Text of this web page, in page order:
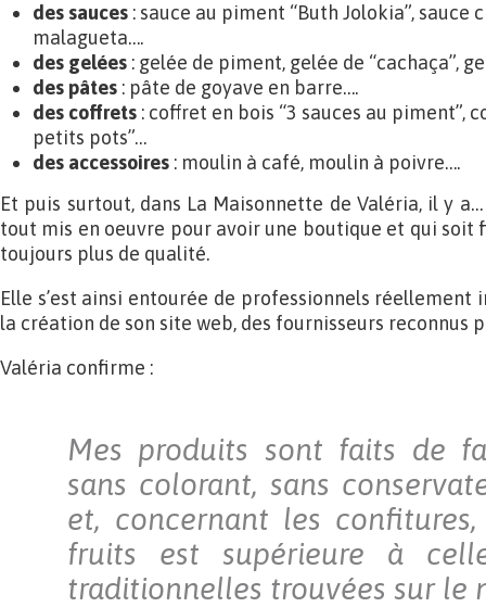
des sauces : sauce au piment “Buth Jolokia”,
malagueta….
des gelées : gelée de piment, gelée de “cachaça”,
des pâtes : pâte de goyave en barre….
des coffrets : coffret en bois “3 sauces au piment”,
petits pots”…
des accessoires : moulin à café, moulin à poivre….
Et puis surtout, dans La Maisonnette de Valéria, il y
tout mis en oeuvre pour avoir une boutique et qui soit
toujours plus de qualité.
Elle s’est ainsi entourée de professionnels réellement
la création de son site web, des fournisseurs reconnus
Valéria confirme :
Mes produits sont faits de
sans colorant, sans
et, concernant les
fruits est supérieure à
traditionnelles trouvées sur le